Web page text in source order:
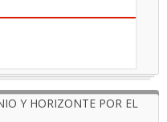
Y HORIZONTE POR EL